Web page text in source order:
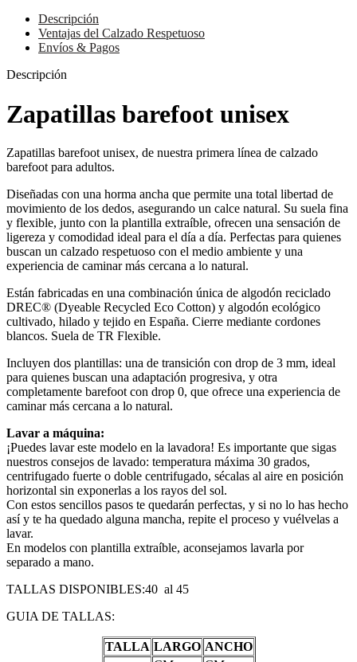
Descripción
Ventajas del Calzado Respetuoso
Envíos & Pagos
Descripción
Zapatillas barefoot unisex
Zapatillas barefoot unisex, de nuestra primera línea de calzado
barefoot para adultos.
Diseñadas con una horma ancha que permite una total libertad de
movimiento de los dedos, asegurando un calce natural. Su suela fina
y flexible, junto con la plantilla extraíble, ofrecen una sensación de
ligereza y comodidad ideal para el día a día. Perfectas para quienes
buscan un calzado respetuoso con el medio ambiente y una
experiencia de caminar más cercana a lo natural.
Están fabricadas en una combinación única de algodón reciclado
DREC® (Dyeable Recycled Eco Cotton) y algodón ecológico
cultivado, hilado y tejido en España. Cierre mediante cordones
blancos. Suela de TR Flexible.
Incluyen dos plantillas: una de transición con drop de 3 mm, ideal
para quienes buscan una adaptación progresiva, y otra
completamente barefoot con drop 0, que ofrece una experiencia de
caminar más cercana a lo natural.
Lavar a máquina:
¡Puedes lavar este modelo en la lavadora! Es importante que sigas
nuestros consejos de lavado: temperatura máxima 30 grados,
centrifugado fuerte o doble centrifugado, sécalas al aire en posición
horizontal sin exponerlas a los rayos del sol.
Con estos sencillos pasos te quedarán perfectas, y si no lo has hecho
así y te ha quedado alguna mancha, repite el proceso y vuélvelas a
lavar.
En modelos con plantilla extraíble, aconsejamos lavarla por
separado a mano.
TALLAS DISPONIBLES:40 al 45
GUIA DE TALLAS:
TALLA LARGO ANCHO